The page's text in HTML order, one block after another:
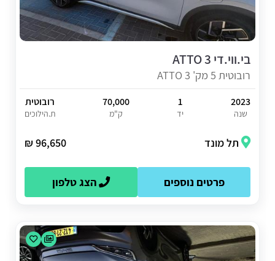
בי.ווי.די ATTO 3
רובוטית 5 מק' ATTO 3
2023
שנה
1
יד
70,000
ק"מ
רובוטית
ת.הילוכים
תל מונד 96,650 ₪
פרטים נוספים הצג טלפון